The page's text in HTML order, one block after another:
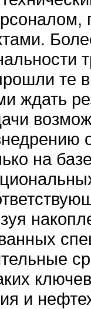
те
ждать
на
и